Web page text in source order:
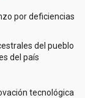
por deficiencias
del pueblo
del país
tecnológica